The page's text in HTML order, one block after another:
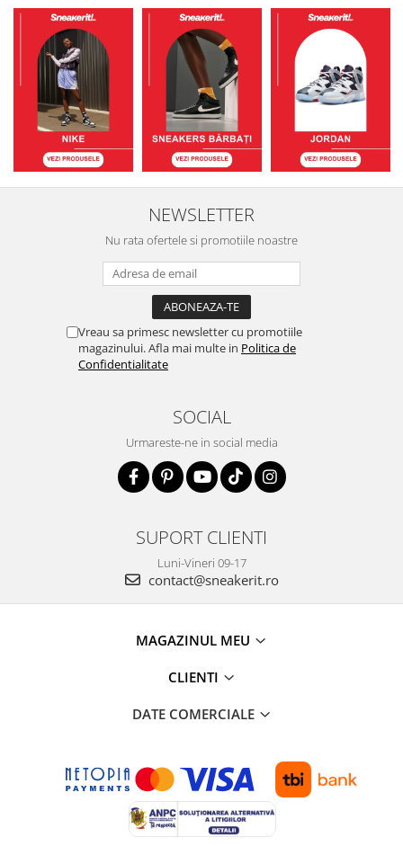
NEWSLETTER
Nu rata ofertele si promotiile noastre
Vreau sa primesc newsletter cu promotiile
magazinului. Afla mai multe in Politica de
Confidentialitate
SOCIAL
Urmareste-ne in social media
SUPORT CLIENTI
Luni-Vineri 09-17
contact@sneakerit.ro
MAGAZINUL MEU
CLIENTI
DATE COMERCIALE